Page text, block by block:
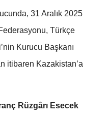
31 Aralık 2025
Türkçe
Kurucu Başkanı
itibaren Kazakistan’a
Rüzgârı Esecek